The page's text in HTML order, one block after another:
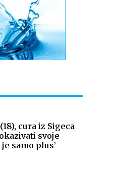
cura iz Sigeca
svoje
samo plus’